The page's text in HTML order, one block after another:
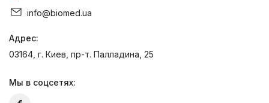
info@biomed.ua
Адрес:
03164, г. Киев, пр-т. Палладина, 25
Мы в соцсетях: